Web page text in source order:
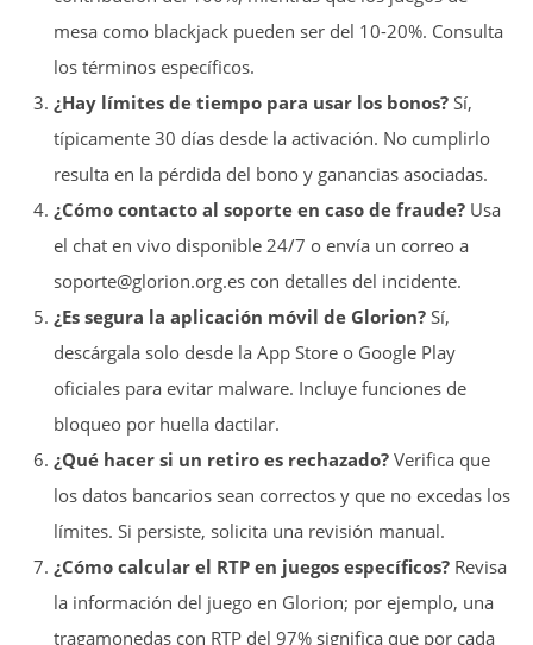
mesa como blackjack pueden ser del 10-20%. Consulta
los términos específicos.
¿Hay límites de tiempo para usar los bonos? Sí,
típicamente 30 días desde la activación. No cumplirlo
resulta en la pérdida del bono y ganancias asociadas.
¿Cómo contacto al soporte en caso de fraude? Usa
el chat en vivo disponible 24/7 o envía un correo a
soporte@glorion.org.es con detalles del incidente.
¿Es segura la aplicación móvil de Glorion? Sí,
descárgala solo desde la App Store o Google Play
oficiales para evitar malware. Incluye funciones de
bloqueo por huella dactilar.
¿Qué hacer si un retiro es rechazado? Verifica que
los datos bancarios sean correctos y que no excedas los
límites. Si persiste, solicita una revisión manual.
¿Cómo calcular el RTP en juegos específicos? Revisa
la información del juego en Glorion; por ejemplo, una
tragamonedas con RTP del 97% significa que por cada